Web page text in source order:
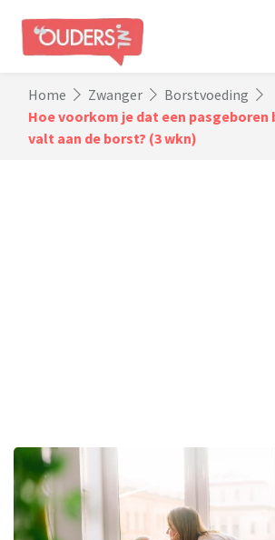
Home Zwanger
Borstvoeding
Hoe voorkom je dat een pasgeboren
valt aan de borst? (3 wkn)